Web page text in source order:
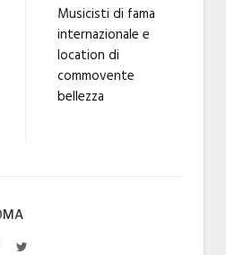
Musicisti di fama
internazionale e
location di
commovente
bellezza
Twitter